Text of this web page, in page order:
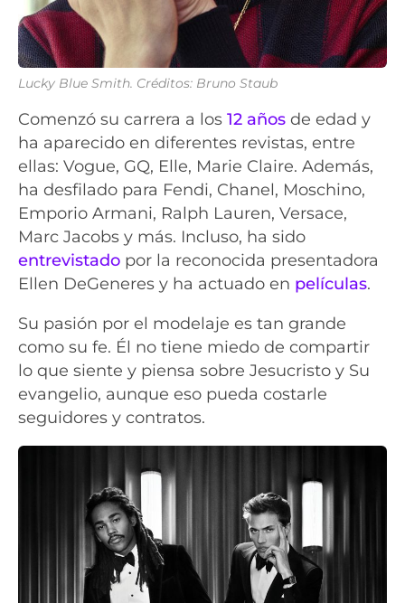
Lucky Blue Smith. Créditos: Bruno Staub
Comenzó su carrera a los 12 años de edad y
ha aparecido en diferentes revistas, entre
ellas: Vogue, GQ, Elle, Marie Claire. Además,
ha desfilado para Fendi, Chanel, Moschino,
Emporio Armani, Ralph Lauren, Versace,
Marc Jacobs y más. Incluso, ha sido
entrevistado por la reconocida presentadora
Ellen DeGeneres y ha actuado en películas.
Su pasión por el modelaje es tan grande
como su fe. Él no tiene miedo de compartir
lo que siente y piensa sobre Jesucristo y Su
evangelio, aunque eso pueda costarle
seguidores y contratos.